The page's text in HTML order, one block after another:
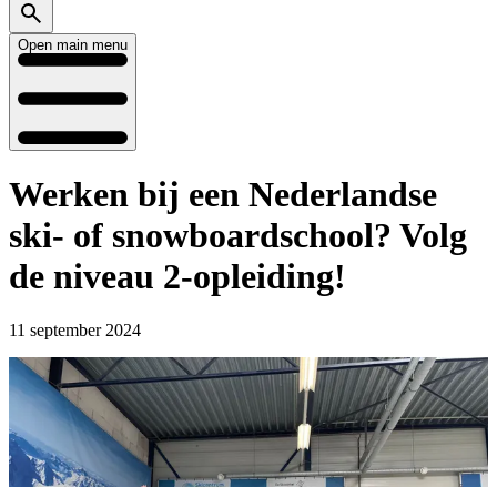
Open main menu
Werken bij een Nederlandse
ski- of snowboardschool? Volg
de niveau 2-opleiding!
11 september 2024